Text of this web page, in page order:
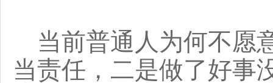
当前普通人为何不愿
当责任，二是做了好事